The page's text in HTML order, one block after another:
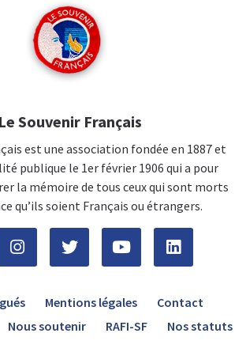
Le Souvenir Français
est une association fondée en 1887 et
publique le 1er février 1906 qui a pour
la mémoire de tous ceux qui sont morts
qu’ils soient Français ou étrangers.
Mentions légales
Contact
Nous soutenir RAFI-SF Nos statuts